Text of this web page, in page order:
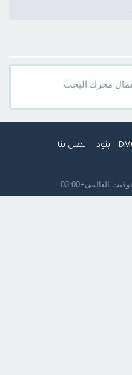
محرك البحث
بنود اتصل بنا
العالمي+03:00 -